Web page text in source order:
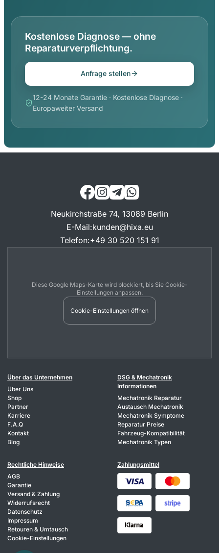
Kostenlose Diagnose — ohne
Reparaturverpflichtung.
Anfrage stellen
12-24 Monate Garantie · Kostenlose Diagnose ·
Europaweiter Versand
Neukirchstraße 74, 13089 Berlin
E-Mail:kunden@hixa.eu
Telefon:+49 30 520 151 91
Diese Google Maps-Karte wird blockiert, bis Sie Cookie-
Einstellungen anpassen.
Cookie-Einstellungen öffnen
Über das Unternehmen
Über Uns
Shop
Partner
Karriere
F.A.Q
Kontakt
Blog
DSG & Mechatronik
Informationen
Mechatronik Reparatur
Austausch Mechatronik
Mechatronik Symptome
Reparatur Preise
Fahrzeug-Kompatibilität
Mechatronik Typen
Rechtliche Hinweise
AGB
Garantie
Versand & Zahlung
Widerrufsrecht
Datenschutz
Impressum
Retouren & Umtausch
Cookie-Einstellungen
Zahlungsmittel